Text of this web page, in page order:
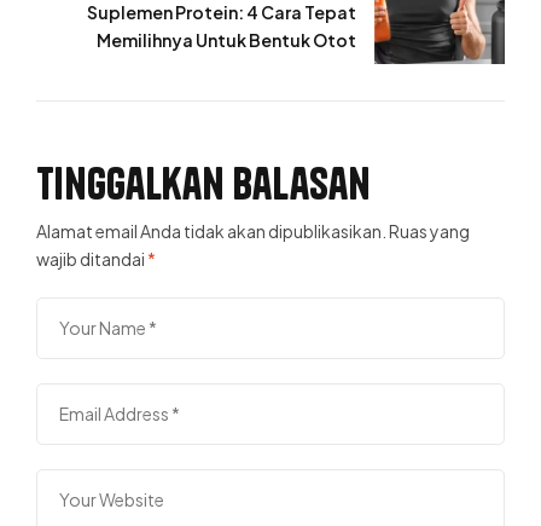
Suplemen Protein: 4 Cara Tepat
Memilihnya Untuk Bentuk Otot
Tinggalkan Balasan
Alamat email Anda tidak akan dipublikasikan. Ruas yang
wajib ditandai *